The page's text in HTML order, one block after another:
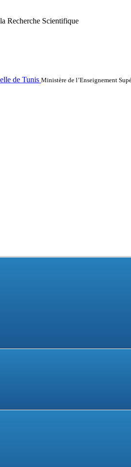
Recherche Scientifique
de Tunis Ministère de l’Enseignement